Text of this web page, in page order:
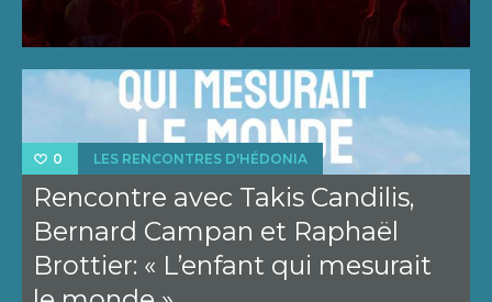
0 LES RENCONTRES D'HÉDONIA
Rencontre avec Takis Candilis,
Bernard Campan et Raphaël
Brottier: « L’enfant qui mesurait